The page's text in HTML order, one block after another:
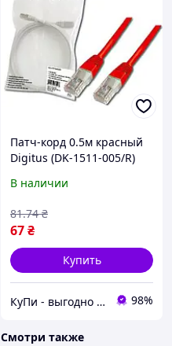
Патч-корд 0.5м красный
Digitus (DK-1511-005/R)
В наличии
67₴
81.74 ₴
Купить
КуПи - выгодно в магазине игрушек и техники 98%
Смотри также